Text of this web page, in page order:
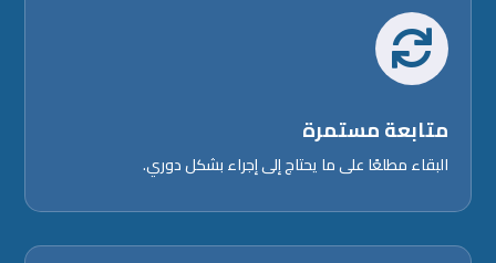

متابعة مستمرة
البقاء مطلعًا على ما يحتاج إلى إجراء بشكل دوري.